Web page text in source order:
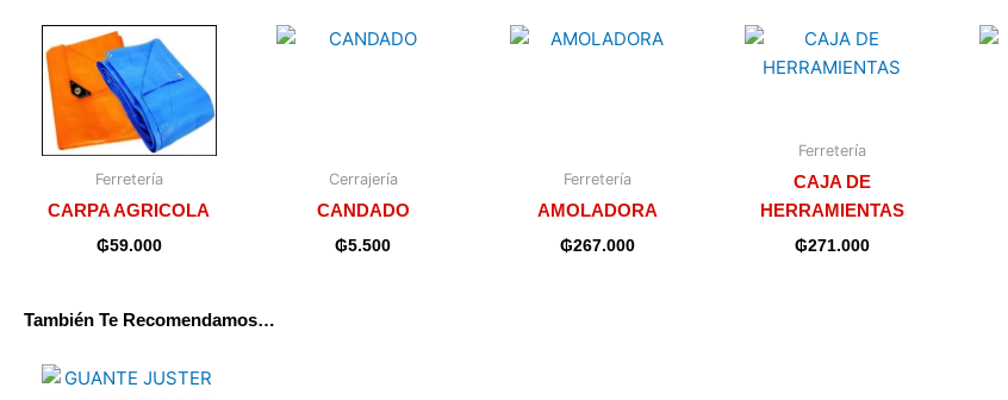
Ferretería
CARPA AGRICOLA
₲59.000
Cerrajería
CANDADO
₲5.500
Ferretería
AMOLADORA
₲267.000
Ferretería
CAJA DE
HERRAMIENTAS
₲271.000
También Te Recomendamos…